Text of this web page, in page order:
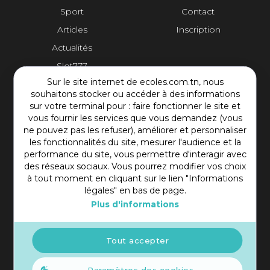
Sur le site internet de ecoles.com.tn, nous
souhaitons stocker ou accéder à des informations
sur votre terminal pour : faire fonctionner le site et
vous fournir les services que vous demandez (vous
ne pouvez pas les refuser), améliorer et personnaliser
les fonctionnalités du site, mesurer l'audience et la
performance du site, vous permettre d'interagir avec
des réseaux sociaux. Vous pourrez modifier vos choix
à tout moment en cliquant sur le lien "Informations
légales" en bas de page.
Plus d'informations
Tout accepter
Sport
Articles
Actualités
Slot777
Contact
Inscription
Contact Plateforme
Rue Mohamed Shim, Rbat Monastir 5000 Tunisie
+216 97 50 60 54
contact@ecoles.com.tn